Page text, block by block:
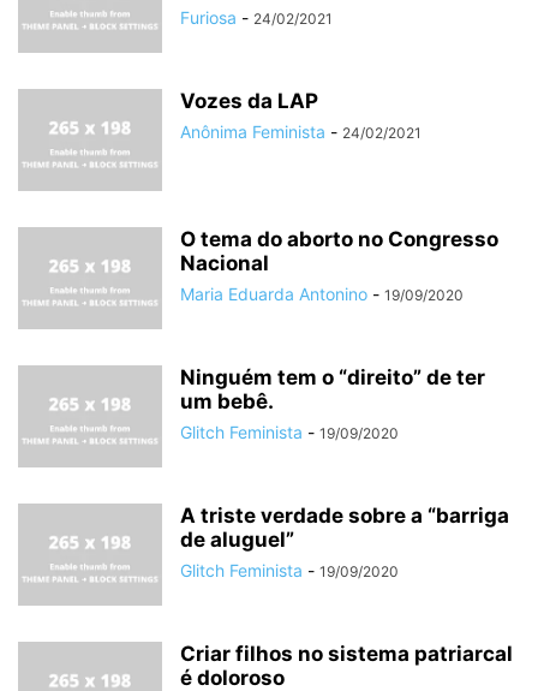
Furiosa - 24/02/2021
Vozes da LAP
Anônima Feminista - 24/02/2021
O tema do aborto no Congresso
Nacional
Maria Eduarda Antonino - 19/09/2020
Ninguém tem o “direito” de ter
um bebê.
Glitch Feminista - 19/09/2020
A triste verdade sobre a “barriga
de aluguel”
Glitch Feminista - 19/09/2020
Criar filhos no sistema patriarcal
é doloroso